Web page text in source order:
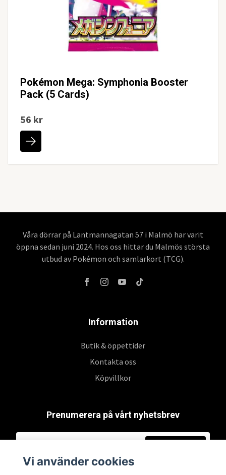
Pokémon Mega: Symphonia Booster
Pack (5 Cards)
56 kr
Våra dörrar på Lantmannagatan 57 i Malmö har varit
öppna sedan juni 2024. Hos oss hittar du Malmös största
utbud av Pokémon och samlarkort (TCG).
Information
Butik & öppettider
Kontakta oss
Köpvillkor
Prenumerera på vårt nyhetsbrev
Vi använder cookies